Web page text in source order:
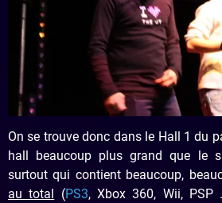
On se trouve donc dans le Hall 1 du
hall beaucoup plus grand que le
surtout qui contient beaucoup,
au total (PS3, Xbox 360, Wii,